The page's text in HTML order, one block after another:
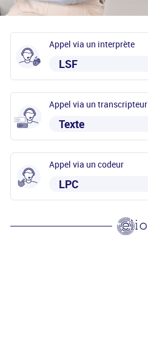
Appel via un interprète
LSF
Appel via un transcripteur
Texte
Appel via un codeur
LPC